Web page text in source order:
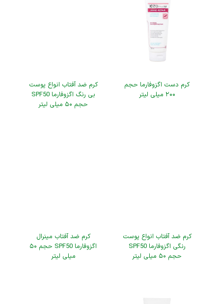
کرم دست اگزوفارما حجم
۲۰۰ میلی لیتر
کرم ضد آفتاب انواع پوست
بی رنگ اگزوفارما SPF50
حجم ۵۰ میلی لیتر
کرم ضد آفتاب انواع پوست
رنگی اگزوفارما SPF50
حجم ۵۰ میلی لیتر
کرم ضد آفتاب مینرال
اگزوفارما SPF50 حجم ۵۰
میلی لیتر